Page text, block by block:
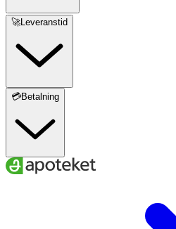
🚀Leveranstid
💳Betalning